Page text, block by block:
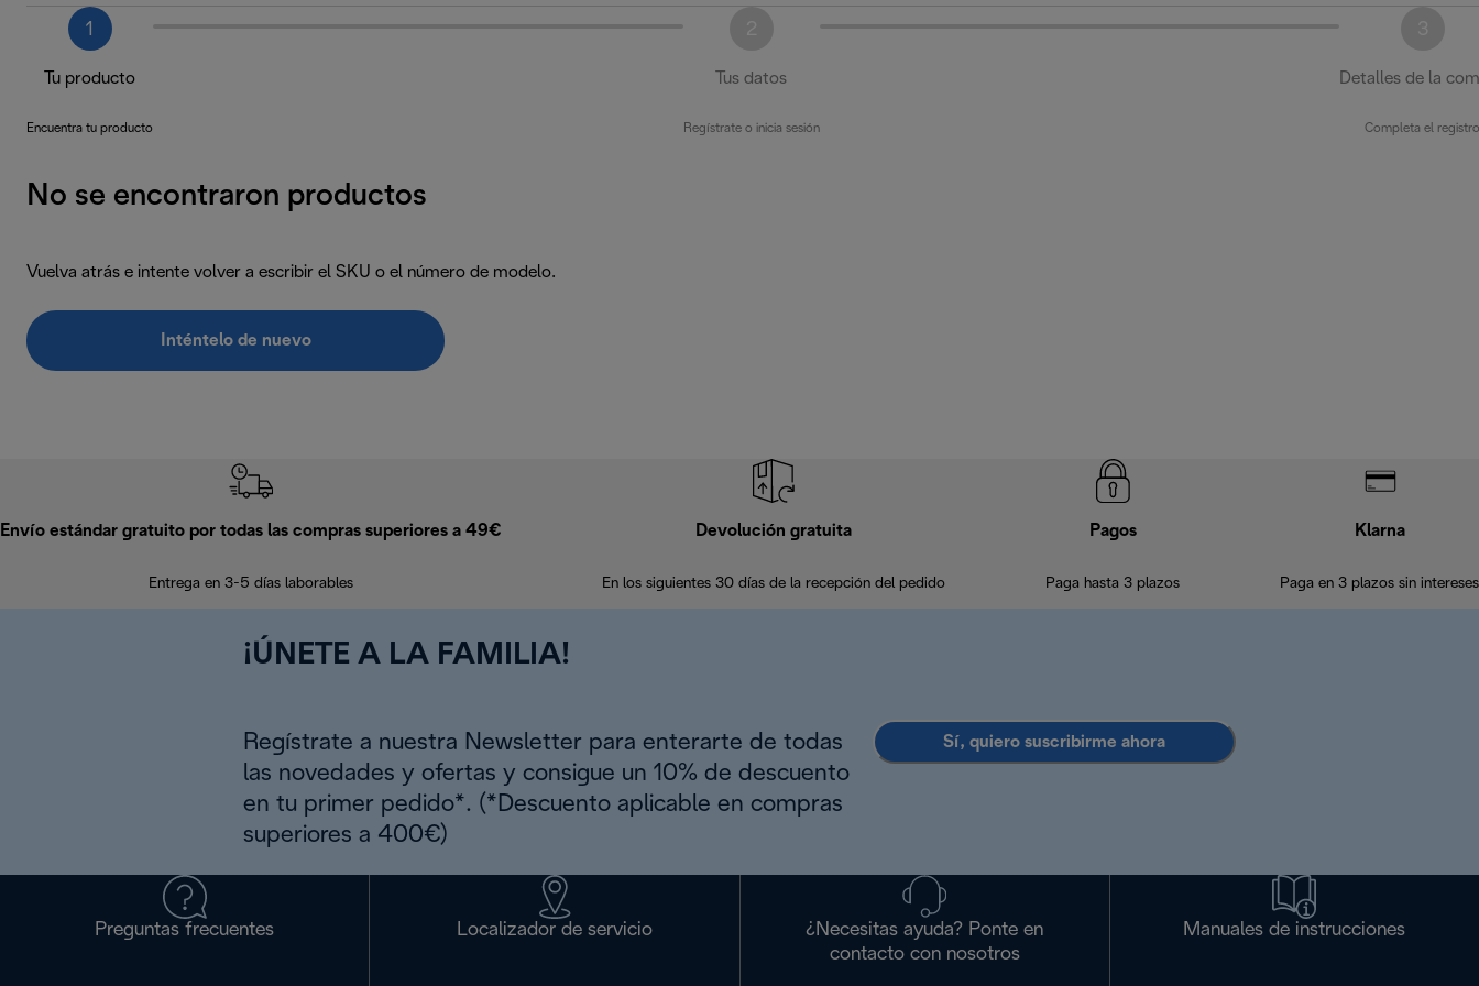
1
Tu producto
Encuentra tu producto
Tus datos
Regístrate o inicia sesión
Detalles de la
Completa el registro
No se encontraron productos
Vuelva atrás e intente volver a escribir el SKU o el número de modelo.
Inténtelo de nuevo
Envío estándar gratuito por todas las compras superiores a 49€
Entrega en 3-5 días laborables
Devolución gratuita
En los siguientes 30 días de la recepción del pedido
Pagos
Paga hasta 3 plazos
Klarna
Paga en 3 plazos sin intereses
¡ÚNETE A LA FAMILIA!
Regístrate a nuestra Newsletter para enterarte de todas
las novedades y ofertas y consigue un 10% de descuento
en tu primer pedido*. (*Descuento aplicable en compras
superiores a 400€)
Sí, quiero suscribirme ahora
Preguntas frecuentes Localizador de servicio
¿Necesitas ayuda? Ponte en
contacto con nosotros
Manuales de instrucciones